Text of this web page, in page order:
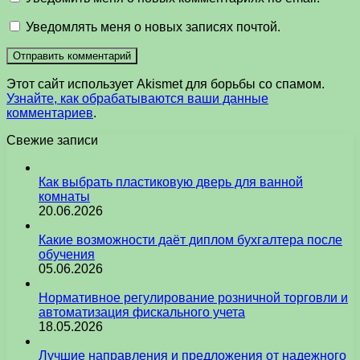
Уведомлять меня о новых записях почтой.
Этот сайт использует Akismet для борьбы со спамом.
Узнайте, как обрабатываются ваши данные
комментариев.
Свежие записи
Как выбрать пластиковую дверь для ванной
комнаты
20.06.2026
Какие возможности даёт диплом бухгалтера после
обучения
05.06.2026
Нормативное регулирование розничной торговли и
автоматизация фискального учета
18.05.2026
Лучшие направления и предложения от надежного